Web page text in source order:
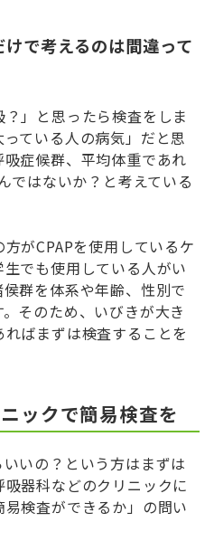
で考えるのは間違って
」と思ったら検査をしま
ている人の病気」だと思
症候群、平均体重であれ
ではないか？と考えている
がCPAPを使用しているケ
でも使用している人がい
群を体系や年齢、性別で
そのため、いびきが大き
ばまずは検査することを
ックで簡易検査を
いの？という方はまずは
器科などのクリニックに
易検査ができるか」の問い